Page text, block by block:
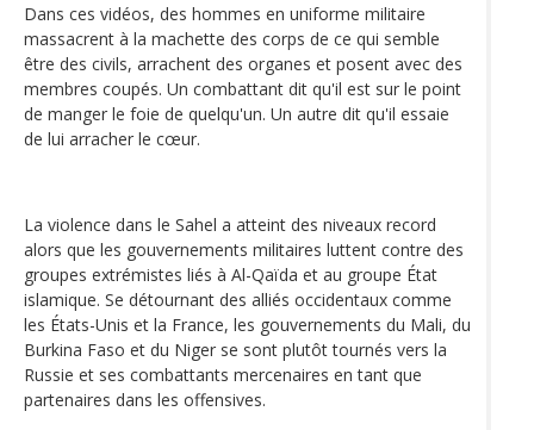
Dans ces vidéos, des hommes en uniforme militaire
massacrent à la machette des corps de ce qui semble
être des civils, arrachent des organes et posent avec des
membres coupés. Un combattant dit qu'il est sur le point
de manger le foie de quelqu'un. Un autre dit qu'il essaie
de lui arracher le cœur.
La violence dans le Sahel a atteint des niveaux record
alors que les gouvernements militaires luttent contre des
groupes extrémistes liés à Al-Qaïda et au groupe État
islamique. Se détournant des alliés occidentaux comme
les États-Unis et la France, les gouvernements du Mali, du
Burkina Faso et du Niger se sont plutôt tournés vers la
Russie et ses combattants mercenaires en tant que
partenaires dans les offensives.